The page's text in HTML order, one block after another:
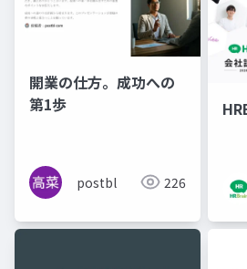
開業の仕方。成功への
第1歩
postbl 226